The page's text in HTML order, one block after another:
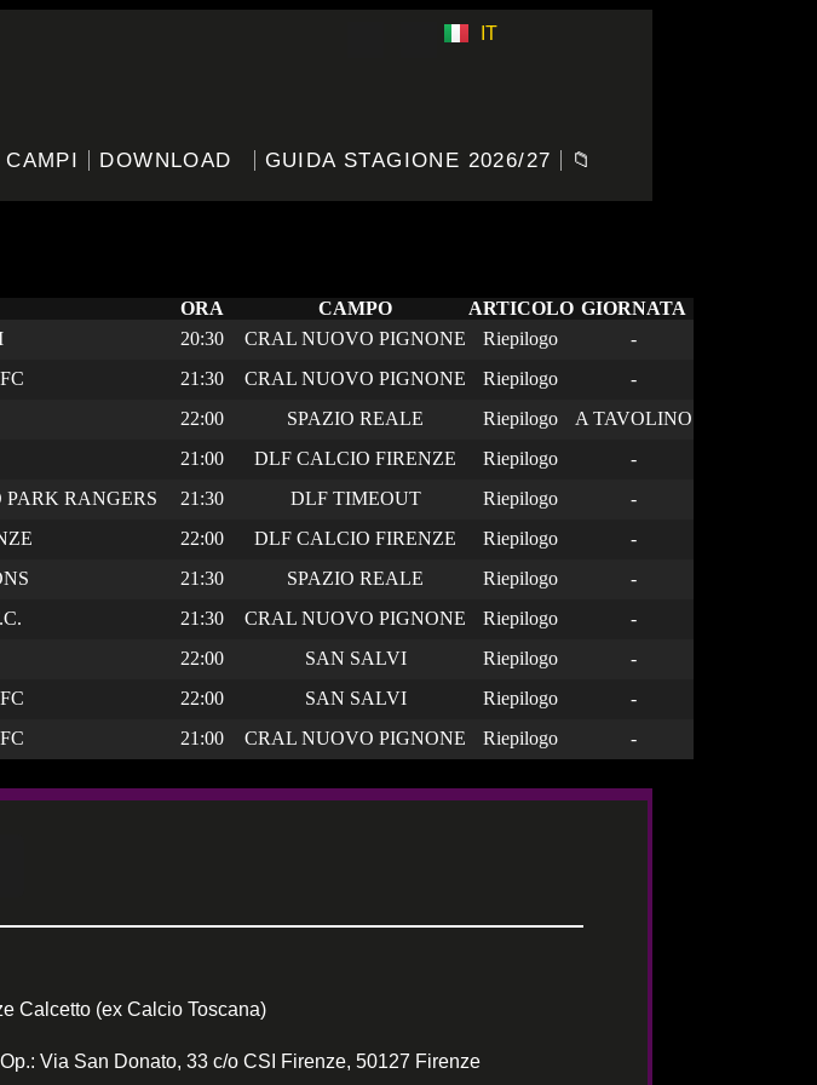
IT
ES
CAMPI DOWNLOAD GUIDA STAGIONE 2026/27 📁
ORA CAMPO ARTICOLO GIORNATA
20:30 CRAL NUOVO PIGNONE Riepilogo
-
21:30 CRAL NUOVO PIGNONE Riepilogo
-
22:00 SPAZIO REALE Riepilogo
A TAVOLINO
21:00 DLF CALCIO FIRENZE Riepilogo
-
PARK RANGERS 21:30 DLF TIMEOUT Riepilogo
-
22:00 DLF CALCIO FIRENZE Riepilogo
-
21:30 SPAZIO REALE Riepilogo
-
21:30 CRAL NUOVO PIGNONE Riepilogo
-
22:00 SAN SALVI Riepilogo
-
22:00 SAN SALVI Riepilogo
-
21:00 CRAL NUOVO PIGNONE Riepilogo -
Calcetto (ex Calcio Toscana)
Via San Donato, 33 c/o CSI Firenze, 50127 Firenze